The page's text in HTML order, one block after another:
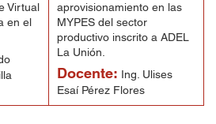
Virtual
en el
aprovisionamiento en las
MYPES del sector
productivo inscrito a ADEL
La Unión.
Docente: Ing. Ulises
Esaí Pérez Flores